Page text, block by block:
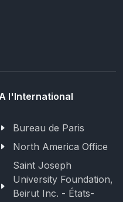
A l'International
Bureau de Paris
North America Office
Saint Joseph
University Foundation,
Beirut Inc. - États-